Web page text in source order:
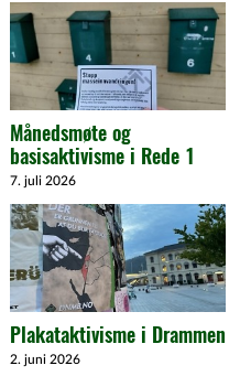
Månedsmøte og
basisaktivisme i Rede 1
7. juli 2026
Plakataktivisme i Drammen
2. juni 2026